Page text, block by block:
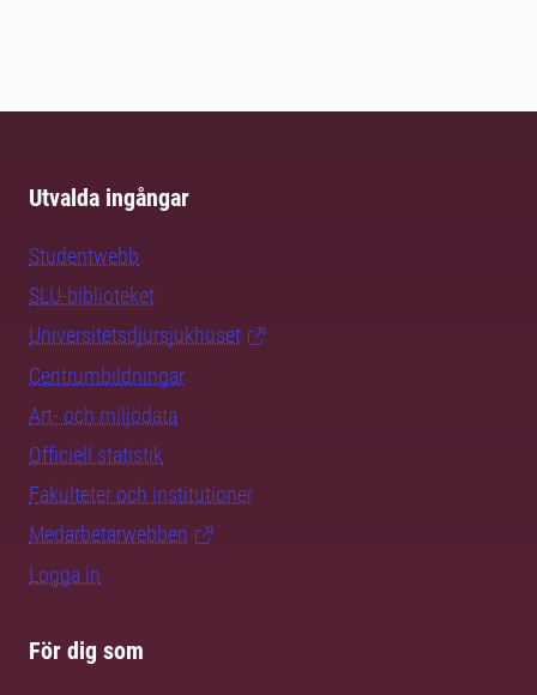
Utvalda ingångar
Studentwebb
SLU-biblioteket
Universitetsdjursjukhuset
Centrumbildningar
Art- och miljödata
Officiell statistik
Fakulteter och institutioner
Medarbetarwebben
Logga in
För dig som